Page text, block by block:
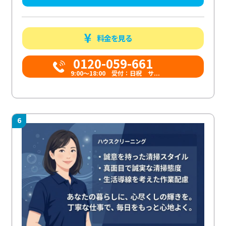
料金を見る
0120-059-661
9:00〜18:00 受付：日祝 サ...
6